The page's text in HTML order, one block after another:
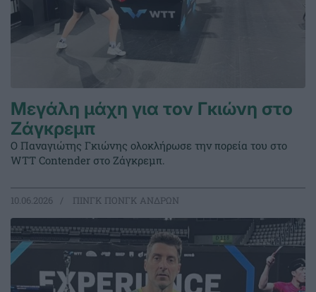
Μεγάλη μάχη για τον Γκιώνη στο
Ζάγκρεμπ
Ο Παναγιώτης Γκιώνης ολοκλήρωσε την πορεία του στο
WTT Contender στο Ζάγκρεμπ.
10.06.2026 ΠΙΝΓΚ ΠΟΝΓΚ ΑΝΔΡΩΝ